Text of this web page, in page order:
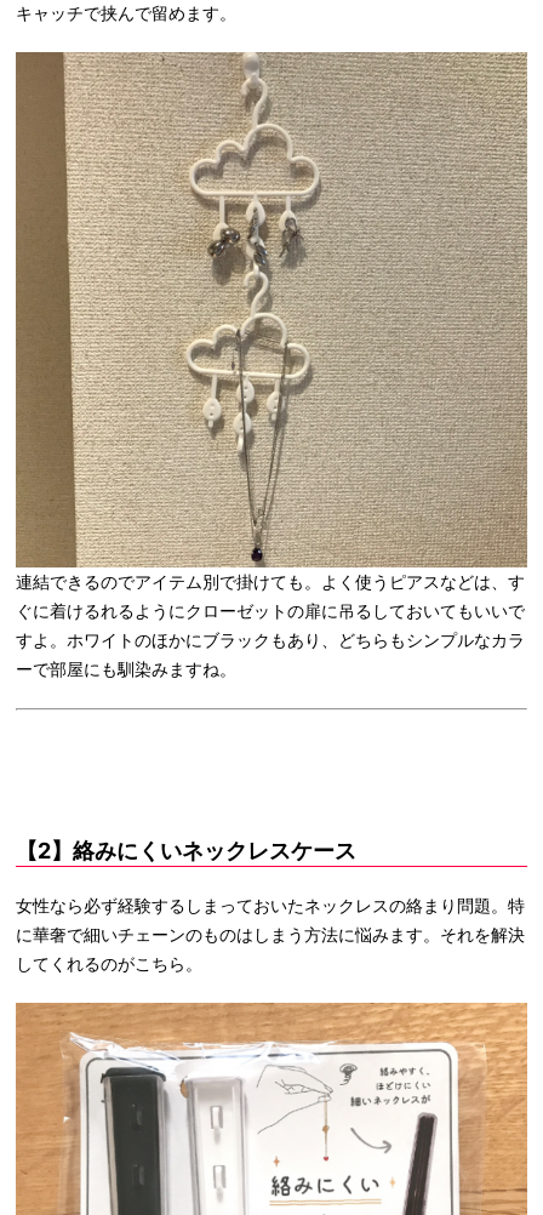
キャッチで挟んで留めます。
連結できるのでアイテム別で掛けても。よく使うピアスなどは、す
ぐに着けるれるようにクローゼットの扉に吊るしておいてもいいで
すよ。ホワイトのほかにブラックもあり、どちらもシンプルなカラ
ーで部屋にも馴染みますね。
【2】絡みにくいネックレスケース
女性なら必ず経験するしまっておいたネックレスの絡まり問題。特
に華奢で細いチェーンのものはしまう方法に悩みます。それを解決
してくれるのがこちら。